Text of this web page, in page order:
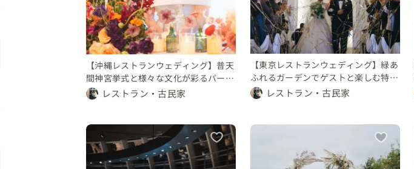
100 〜 150 万円
100 〜 150 万円
【沖縄レストランウェディング】普天
間神宮挙式と様々な文化が彩るパーテ
ィー レストラン・古民家
450 〜 500 万円
450 〜 500 万円
【東京レストランウェディング】緑あ
ふれるガーデンでゲストと楽しむ特別
な一日レストラン・古民家
300 〜 350 万円
300 〜 350 万円
100 〜 150 万円